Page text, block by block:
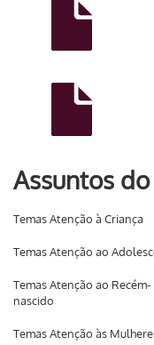
Assuntos
Temas Atenção à Criança
Temas Atenção ao
Temas Atenção ao Recém-
nascido
Temas Atenção às